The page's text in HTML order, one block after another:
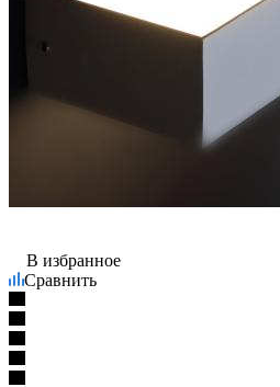
В избранное
Сравнить